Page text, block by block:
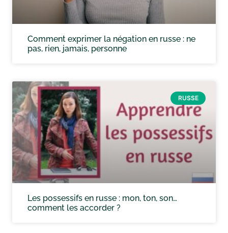
Comment exprimer la négation en russe : ne
pas, rien, jamais, personne
RUSSE
Les possessifs en russe : mon, ton, son…
comment les accorder ?